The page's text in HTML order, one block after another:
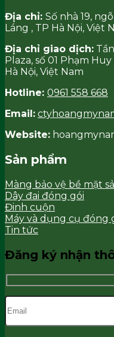
Địa chỉ: Số nhà 19,
Láng , TP Hà Nội, Việt
Địa chỉ giao dịch:
Plaza, số 01 Phạm
Hà Nội, Việt Nam
Hotline: 0961 558 668
Email:
Website:
Sản phẩm
Màng bảo vệ bề mặt
Dây đai đóng gói
Đinh cuộn
Máy và dụng cụ đóng
Tin tức
Đăng ký nhận